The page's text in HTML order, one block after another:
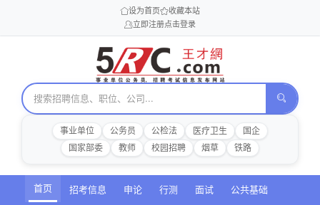
设为首页
收藏本站
立即注册点击登录
事业单位 公务员 公检法 医疗卫生
国企
国家部委
教师 校园招聘 烟草 铁路
首页 招考信息 申论 行测 面试 公共基础